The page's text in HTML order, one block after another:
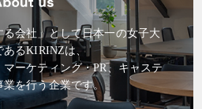
る会社」として日本一の女子大
あるKIRINZは、
ーケティング・PR、キャステ
業を行う企業です。